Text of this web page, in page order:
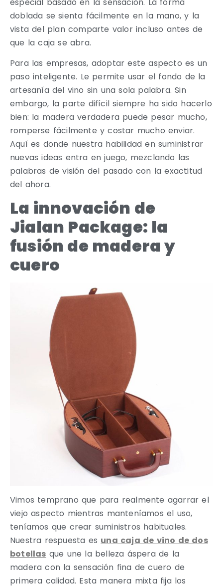
doblada se sienta fácilmente en la mano, y la
vista del plan comparte valor incluso antes de
que la caja se abra.
Para las empresas, adoptar este aspecto es un
paso inteligente. Le permite usar el fondo de la
artesanía del vino sin una sola palabra. Sin
embargo, la parte difícil siempre ha sido hacerlo
bien: la madera verdadera puede pesar mucho,
romperse fácilmente y costar mucho enviar.
Aquí es donde nuestra habilidad en suministrar
nuevas ideas entra en juego, mezclando las
palabras de visión del pasado con la exactitud
del ahora.
La innovación de
Jialan Package: la
fusión de madera y
cuero
Vimos temprano que para realmente agarrar el
viejo aspecto mientras manteníamos el uso,
teníamos que crear suministros habituales.
Nuestra respuesta es una caja de vino de dos
botellas que une la belleza áspera de la
madera con la sensación fina de cuero de
primera calidad. Esta manera mixta fija los